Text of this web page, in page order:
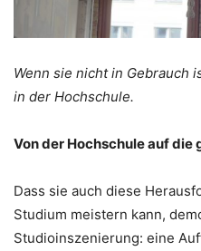
Wenn sie nicht in Gebrauch
in der Hochschule.
Von der Hochschule auf die
Dass sie auch diese
Studium meistern kann,
Studioinszenierung: eine